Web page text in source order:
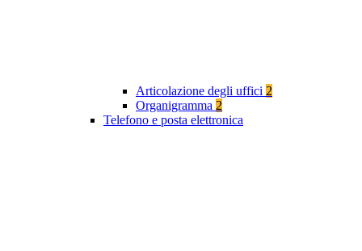
Articolazione degli uffici 2
Organigramma 2
Telefono e posta elettronica